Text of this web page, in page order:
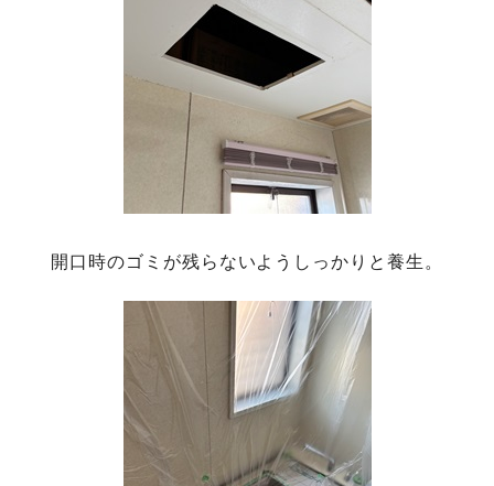
開口時のゴミが残らないようしっかりと養生。